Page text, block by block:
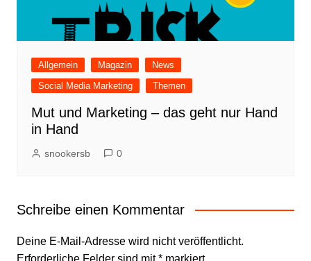
Allgemein Magazin
News
Social Media Marketing
Themen
Mut und Marketing – das geht nur Hand
in Hand
snookersb 0
Schreibe einen Kommentar
Deine E-Mail-Adresse wird nicht veröffentlicht.